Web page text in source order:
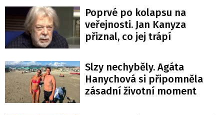
Poprvé po kolapsu na
veřejnosti. Jan Kanyza
přiznal, co jej trápí
Slzy nechyběly. Agáta
Hanychová si připomněla
zásadní životní moment